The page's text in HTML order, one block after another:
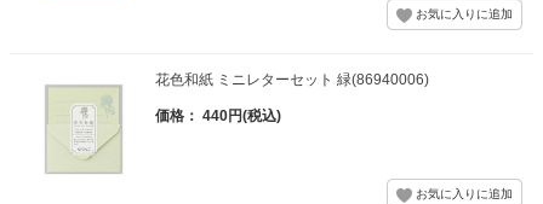
花色和紙 ミニレターセット 緑(86940006)
価格： 440円(税込)